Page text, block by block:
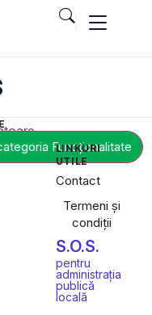
Funcționalitate
LINKURI
UTILE
Contact
Termeni și
condiții
S.O.S.
pentru
administrația
publică
locală